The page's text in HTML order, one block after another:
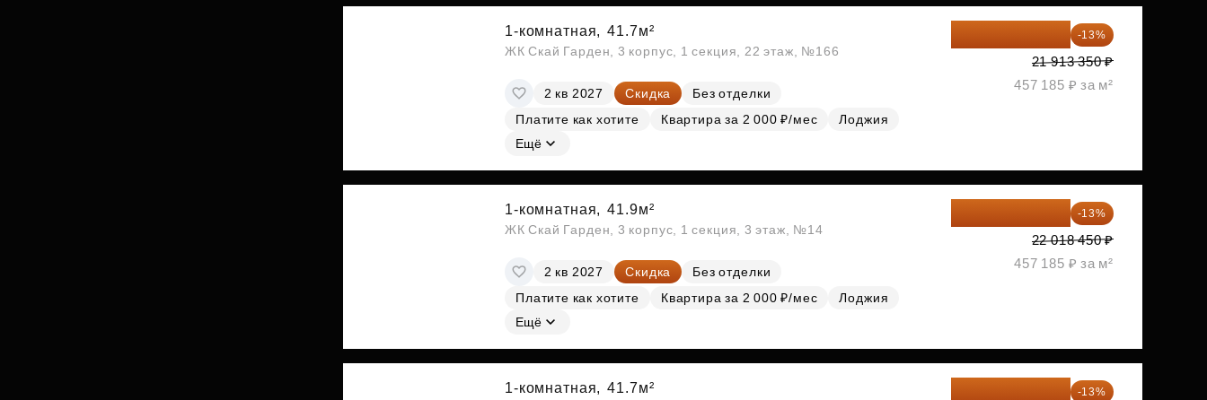
1-комнатная, 41.7м²
ЖК Скай Гарден, 3 корпус, 1 секция, 22 этаж, №166
2 кв 2027 Скидка
Без отделки
Платите как хотите
Квартира за 2 000 ₽/мес
Лоджия
Ещё
-13%
21 913 350 ₽
457 185 ₽ за м²
1-комнатная, 41.9м²
ЖК Скай Гарден, 3 корпус, 1 секция, 3 этаж, №14
2 кв 2027 Скидка
Без отделки
Платите как хотите
Квартира за 2 000 ₽/мес
Лоджия
Ещё
-13%
22 018 450 ₽
457 185 ₽ за м²
1-комнатная, 41.7м² -13%